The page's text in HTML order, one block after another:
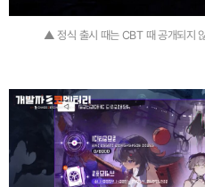
▲ 정식 출시 때는 CBT 때 공개되지